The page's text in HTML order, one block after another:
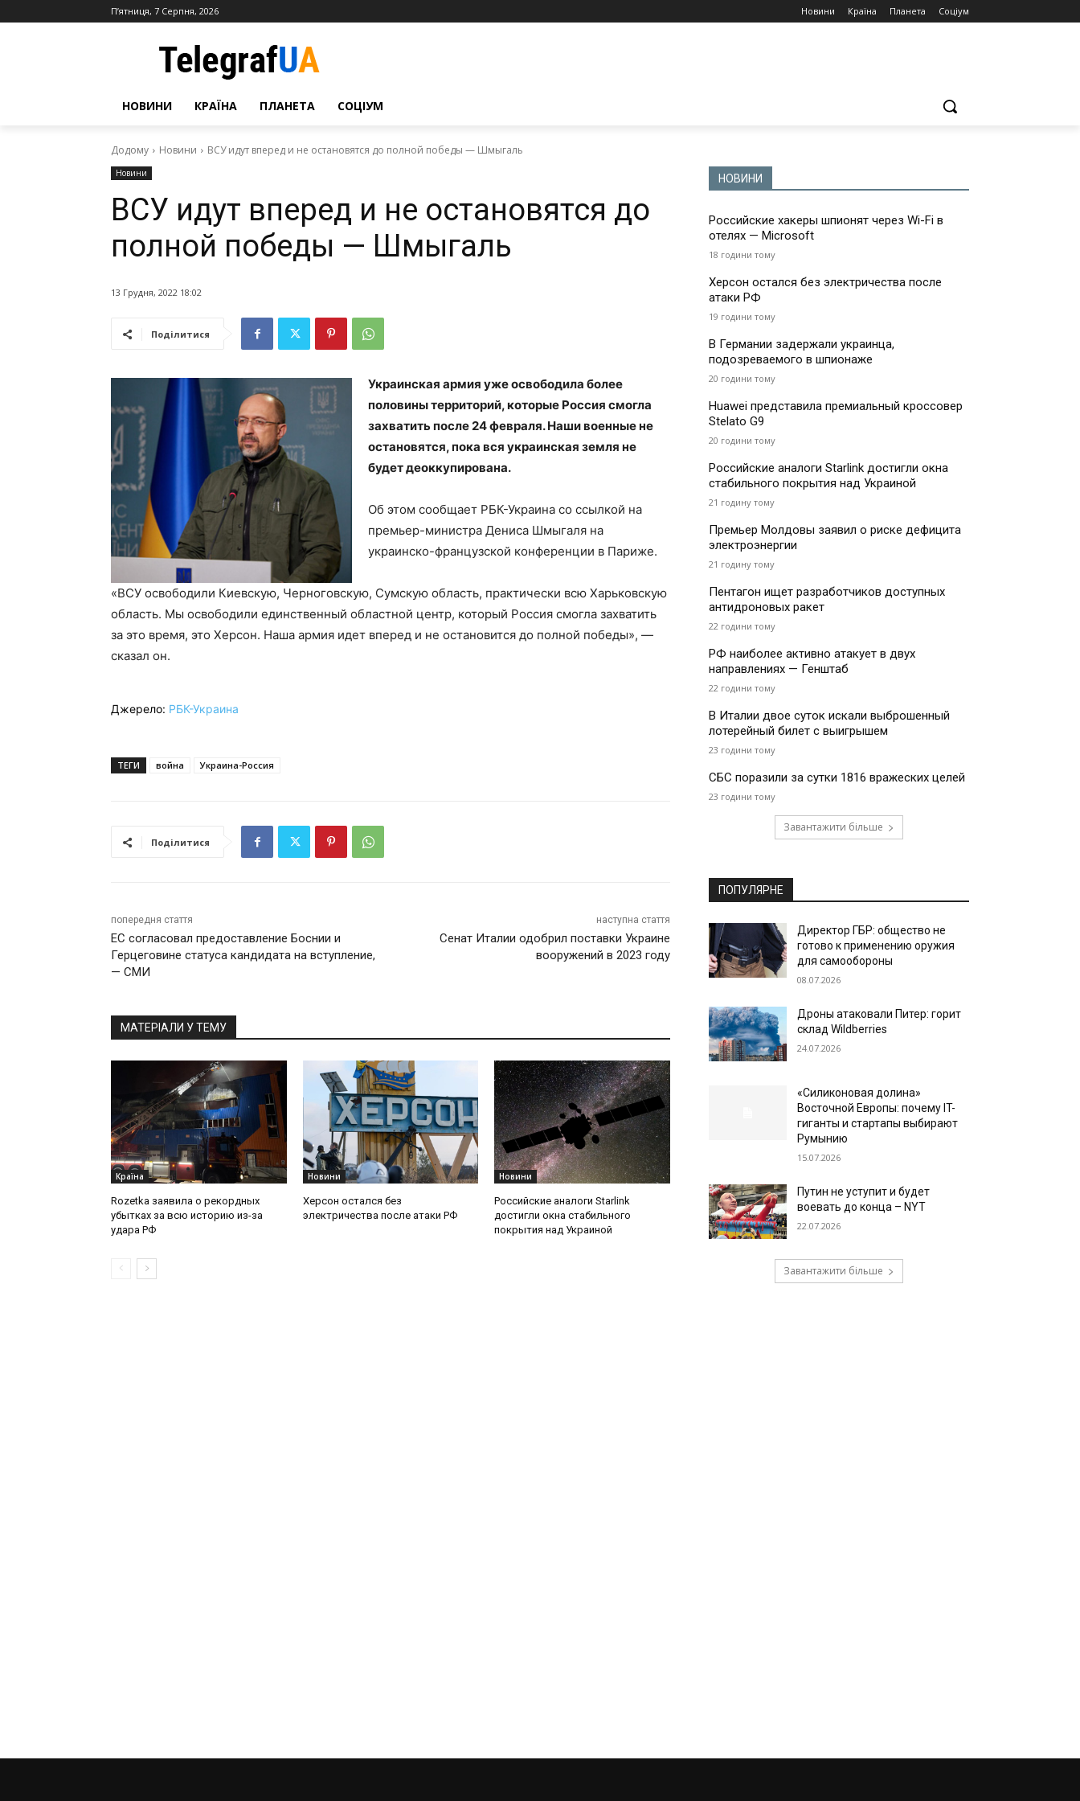
П’ятниця, 7 Серпня, 2026 Новини Країна Планета Соціум
НОВИНИ КРАЇНА ПЛАНЕТА СОЦІУМ
Додому Новини ВСУ идут вперед и не остановятся до полной победы — Шмыгаль
Новини
ВСУ идут вперед и не остановятся до
полной победы — Шмыгаль
13 Грудня, 2022 18:02
Поділитися
Украинская армия уже освободила более
половины территорий, которые Россия смогла
захватить после 24 февраля. Наши военные не
остановятся, пока вся украинская земля не
будет деоккупирована.
Об этом сообщает РБК-Украина со ссылкой на
премьер-министра Дениса Шмыгаля на
украинско-французской конференции в Париже.
«ВСУ освободили Киевскую, Черноговскую, Сумскую область, практически всю Харьковскую
область. Мы освободили единственный областной центр, который Россия смогла захватить
за это время, это Херсон. Наша армия идет вперед и не остановится до полной победы», —
сказал он.
Джерело: РБК-Украина
ТЕГИ война Украина-Россия
Поділитися
попередня стаття
ЕС согласовал предоставление Боснии и
Герцеговине статуса кандидата на вступление,
— СМИ
наступна стаття
Сенат Италии одобрил поставки Украине
вооружений в 2023 году
МАТЕРІАЛИ У ТЕМУ
Країна
Rozetka заявила о рекордных
убытках за всю историю из-за
удара РФ
Новини
Херсон остался без
электричества после атаки РФ
Новини
Российские аналоги Starlink
достигли окна стабильного
покрытия над Украиной
НОВИНИ
Российские хакеры шпионят через Wi-Fi в
отелях — Microsoft
18 години тому
Херсон остался без электричества после
атаки РФ
19 години тому
В Германии задержали украинца,
подозреваемого в шпионаже
20 години тому
Huawei представила премиальный кроссовер
Stelato G9
20 години тому
Российские аналоги Starlink достигли окна
стабильного покрытия над Украиной
21 годину тому
Премьер Молдовы заявил о риске дефицита
электроэнергии
21 годину тому
Пентагон ищет разработчиков доступных
антидроновых ракет
22 години тому
РФ наиболее активно атакует в двух
направлениях — Генштаб
22 години тому
В Италии двое суток искали выброшенный
лотерейный билет с выигрышем
23 години тому
СБС поразили за сутки 1816 вражеских целей
23 години тому
Завантажити більше
ПОПУЛЯРНЕ
Директор ГБР: общество не
готово к применению оружия
для самообороны
08.07.2026
Дроны атаковали Питер: горит
склад Wildberries
24.07.2026
«Силиконовая долина»
Восточной Европы: почему IT-
гиганты и стартапы выбирают
Румынию
15.07.2026
Путин не уступит и будет
воевать до конца – NYT
22.07.2026
Завантажити більше